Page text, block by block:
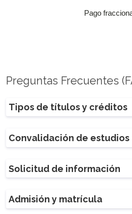
Pago
Preguntas Frecuentes
Tipos de títulos y créditos
Convalidación de estudios
Solicitud de información
Admisión y matrícula